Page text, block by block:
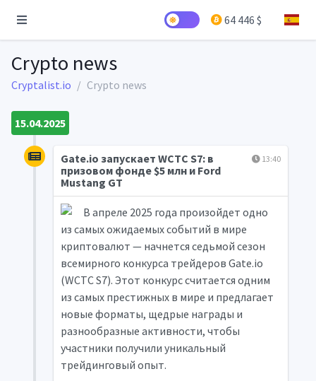
64 446 $
Crypto news
Cryptalist.io Crypto news
15.04.2025
13:40
Gate.io запускает WCTC S7: в
призовом фонде $5 млн и Ford
Mustang GT
В апреле 2025 года произойдет одно
из самых ожидаемых событий в мире
криптовалют — начнется седьмой сезон
всемирного конкурса трейдеров Gate.io
(WCTC S7). Этот конкурс считается одним
из самых престижных в мире и предлагает
новые форматы, щедрые награды и
разнообразные активности, чтобы
участники получили уникальный
трейдинговый опыт.